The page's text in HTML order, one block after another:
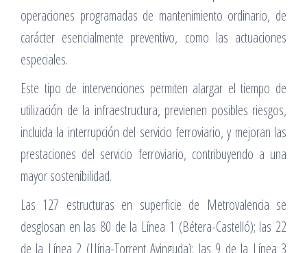
operaciones programadas de mantenimiento ordinario, de
carácter esencialmente preventivo, como las actuaciones
especiales.
Este tipo de intervenciones permiten alargar el tiempo de
utilización de la infraestructura, previenen posibles riesgos,
incluida la interrupción del servicio ferroviario, y mejoran las
prestaciones del servicio ferroviario, contribuyendo a una
mayor sostenibilidad.
Las 127 estructuras en superficie de Metrovalencia se
desglosan en las 80 de la Línea 1 (Bétera-Castelló); las 22
de la Línea 2 (Llíria-Torrent Avinguda); las 9 de la Línea 3